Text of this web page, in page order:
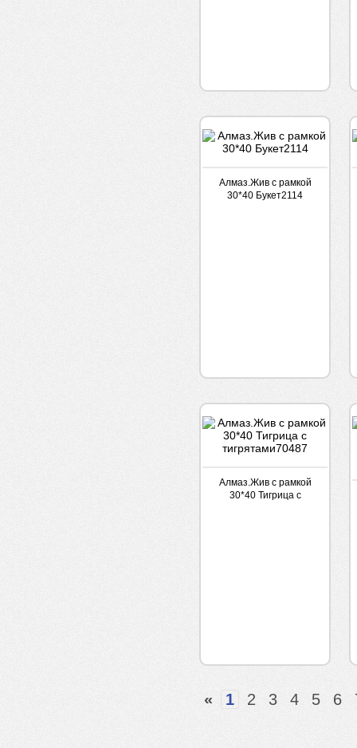
Алмаз.Жив с рамкой
30*40 Букет2114
Алмаз.Жив с рамкой
30*40 Тигрица с
« 1 2 3 4 5 6